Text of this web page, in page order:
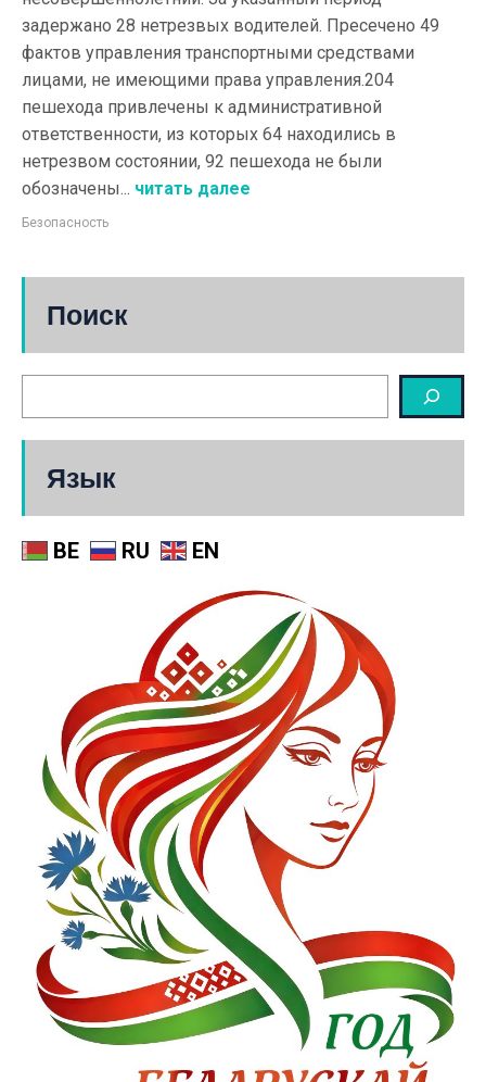
задержано 28 нетрезвых водителей. Пресечено 49
фактов управления транспортными средствами
лицами, не имеющими права управления.204
пешехода привлечены к административной
ответственности, из которых 64 находились в
нетрезвом состоянии, 92 пешехода не были
обозначены... читать далее
Безопасность
Поиск
Язык
BE RU EN